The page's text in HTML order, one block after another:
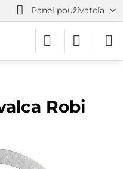
Panel používateľa
Robi